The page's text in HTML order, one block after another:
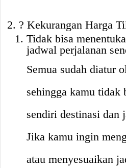
? Kekurangan Harga
Tidak bisa
jadwal perjalanan
Semua sudah diatur
sehingga kamu tidak
sendiri destinasi dan
Jika kamu ingin
atau menyesuaikan